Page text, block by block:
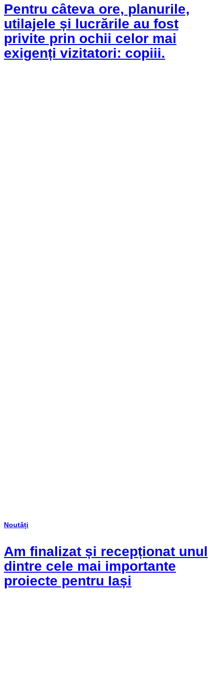
Pentru câteva ore, planurile,
utilajele și lucrările au fost
privite prin ochii celor mai
exigenți vizitatori: copiii.
Noutăți
Am finalizat și recepționat unul
dintre cele mai importante
proiecte pentru Iași